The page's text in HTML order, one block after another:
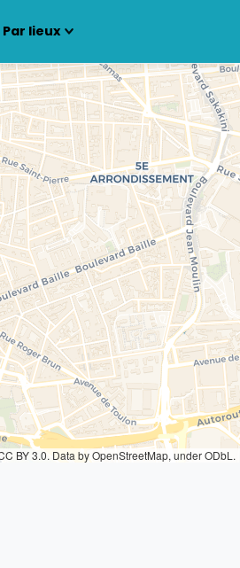
Par lieux
BY 3.0. Data by OpenStreetMap, under ODbL.